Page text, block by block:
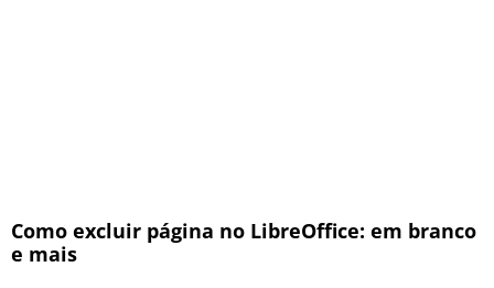
Como excluir página no LibreOffice: em branco
e mais